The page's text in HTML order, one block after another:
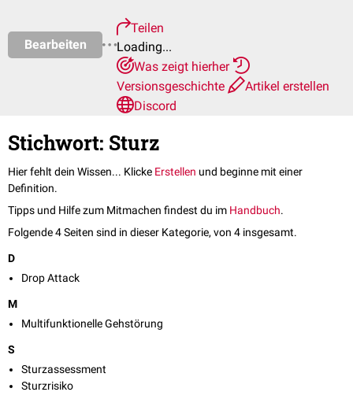
Bearbeiten
Teilen
Loading...
Was zeigt hierher
Versionsgeschichte
Artikel erstellen
Discord
Stichwort: Sturz
Hier fehlt dein Wissen... Klicke Erstellen und beginne mit einer
Definition.
Tipps und Hilfe zum Mitmachen findest du im Handbuch.
Folgende 4 Seiten sind in dieser Kategorie, von 4 insgesamt.
D
Drop Attack
M
Multifunktionelle Gehstörung
S
Sturzassessment
Sturzrisiko